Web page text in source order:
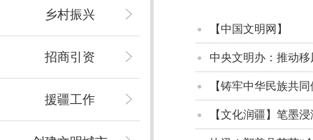
乡村振兴
招商引资
援疆工作
【中国文明网】
中央文明办：推动
【铸牢中华民族共
【文化润疆】笔墨